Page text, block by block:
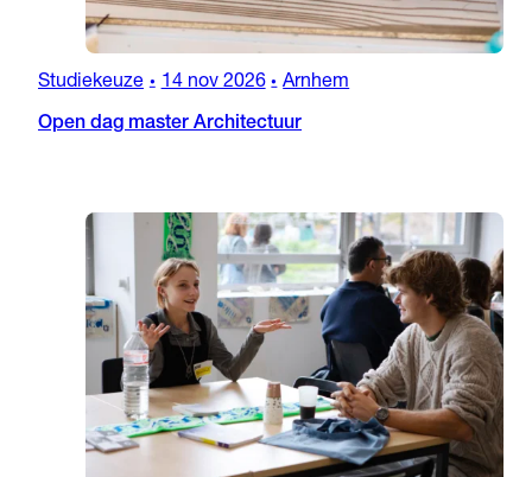
Studiekeuze • 14 nov 2026 • Arnhem
Open dag master Architectuur